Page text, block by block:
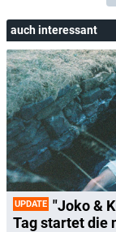
auch interessant
UPDATE "Joko &
Tag startet die